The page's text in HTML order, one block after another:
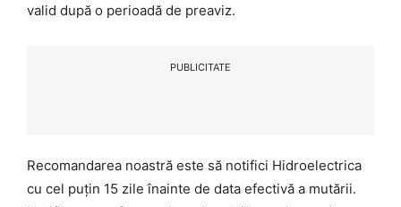
valid după o perioadă de preaviz.
PUBLICITATE
Recomandarea noastră este să notifici Hidroelectrica
cu cel puțin 15 zile înainte de data efectivă a mutării.